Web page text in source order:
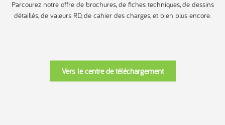
Parcourez notre offre de brochures, de fiches techniques, de dessins
détaillés, de valeurs RD, de cahier des charges, et bien plus encore.
Vers le centre de téléchargement